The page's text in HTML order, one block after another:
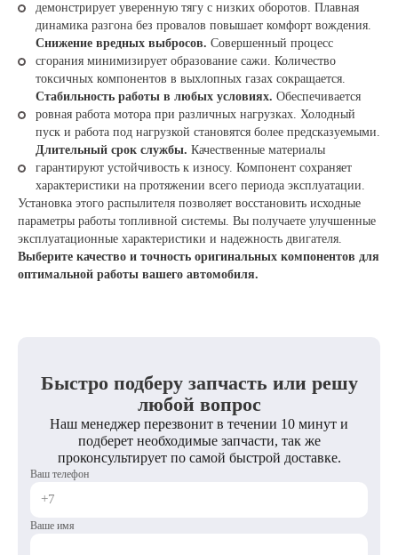
демонстрирует уверенную тягу с низких оборотов. Плавная
динамика разгона без провалов повышает комфорт вождения.
Снижение вредных выбросов. Совершенный процесс
сгорания минимизирует образование сажи. Количество
токсичных компонентов в выхлопных газах сокращается.
Стабильность работы в любых условиях. Обеспечивается
ровная работа мотора при различных нагрузках. Холодный
пуск и работа под нагрузкой становятся более предсказуемыми.
Длительный срок службы. Качественные материалы
гарантируют устойчивость к износу. Компонент сохраняет
характеристики на протяжении всего периода эксплуатации.
Установка этого распылителя позволяет восстановить исходные
параметры работы топливной системы. Вы получаете улучшенные
эксплуатационные характеристики и надежность двигателя.
Выберите качество и точность оригинальных компонентов для
оптимальной работы вашего автомобиля.
Быстро подберу запчасть или решу
любой вопрос
Наш менеджер перезвонит в течении 10 минут и
подберет необходимые запчасти, так же
проконсультирует по самой быстрой доставке.
Ваш телефон
Ваше имя